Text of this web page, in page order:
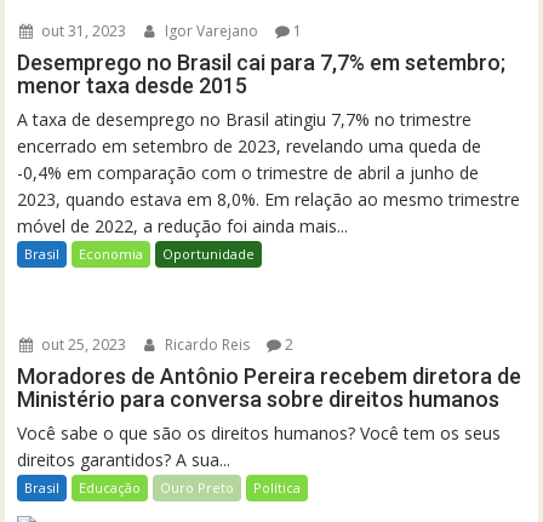
out 31, 2023 Igor Varejano 1
Desemprego no Brasil cai para 7,7% em setembro;
menor taxa desde 2015
A taxa de desemprego no Brasil atingiu 7,7% no trimestre
encerrado em setembro de 2023, revelando uma queda de
-0,4% em comparação com o trimestre de abril a junho de
2023, quando estava em 8,0%. Em relação ao mesmo trimestre
móvel de 2022, a redução foi ainda mais...
Brasil Economia Oportunidade
out 25, 2023 Ricardo Reis 2
Moradores de Antônio Pereira recebem diretora de
Ministério para conversa sobre direitos humanos
Você sabe o que são os direitos humanos? Você tem os seus
direitos garantidos? A sua...
Brasil Educação Ouro Preto Política